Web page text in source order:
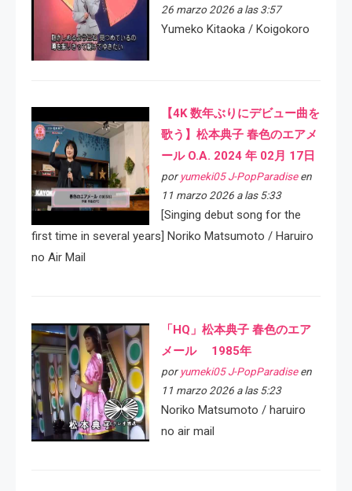
26 marzo 2026 a las 3:57
Yumeko Kitaoka / Koigokoro
【4K 数年ぶりにデビュー曲を
歌う】松本典子 春色のエアメ
ール O.A. 2024 年 02月 17日
por yumeki05 J-PopParadiseen
11 marzo 2026 a las 5:33
[Singing debut song for the
first time in several years] Noriko Matsumoto / Haruiro
no Air Mail
「HQ」松本典子 春色のエア
メール 1985年
por yumeki05 J-PopParadiseen
11 marzo 2026 a las 5:23
Noriko Matsumoto / haruiro
no air mail